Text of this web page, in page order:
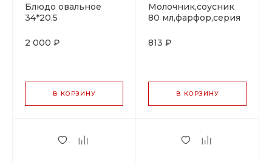
Блюдо овальное
34*20.5
"Arel", By Bone
2 000 ₽
В КОРЗИНУ
Молочник,соусник
80 мл,фарфор,серия
813 ₽
В КОРЗИНУ